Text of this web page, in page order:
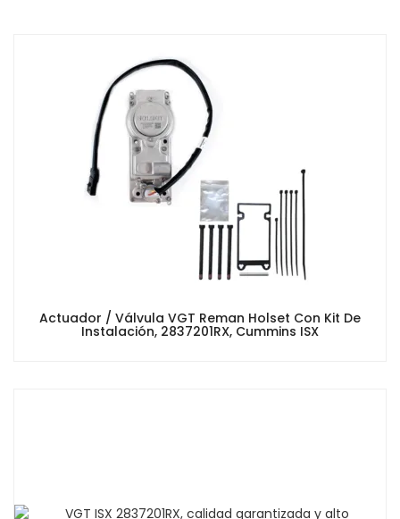
Actuador / Válvula VGT Reman Holset Con Kit De
Instalación, 2837201RX, Cummins ISX